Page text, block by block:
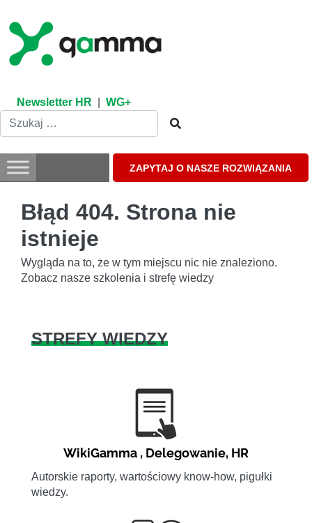
content
Newsletter HR WG+
ZAPYTAJ O NASZE ROZWIĄZANIA
Błąd 404. Strona nie
istnieje
Wygląda na to, że w tym miejscu nic nie znaleziono.
Zobacz nasze szkolenia i strefę wiedzy
STREFY WIEDZY
WikiGamma , Delegowanie, HR
Autorskie raporty, wartościowy know-how, pigułki
wiedzy.